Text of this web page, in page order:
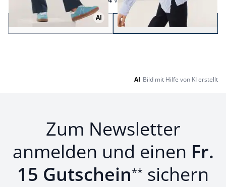
AI
Zurück Weiterzu Seite 2
AI Bild mit Hilfe von KI erstellt
Zum Newsletter
anmelden und einen Fr.
15 Gutschein** sichern